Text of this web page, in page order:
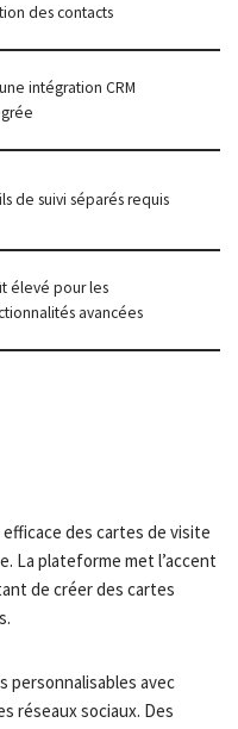
des contacts
intégration CRM
de suivi séparés requis
élevé pour les
avancées
des cartes de visite
La plateforme met l’accent
de créer des cartes
personnalisables avec
réseaux sociaux. Des